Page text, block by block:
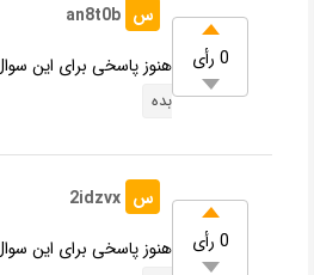
0 رأی
س an8t0b
هنوز پاسخی برای این
بده
0 رأی
س 2idzvx
هنوز پاسخی برای این